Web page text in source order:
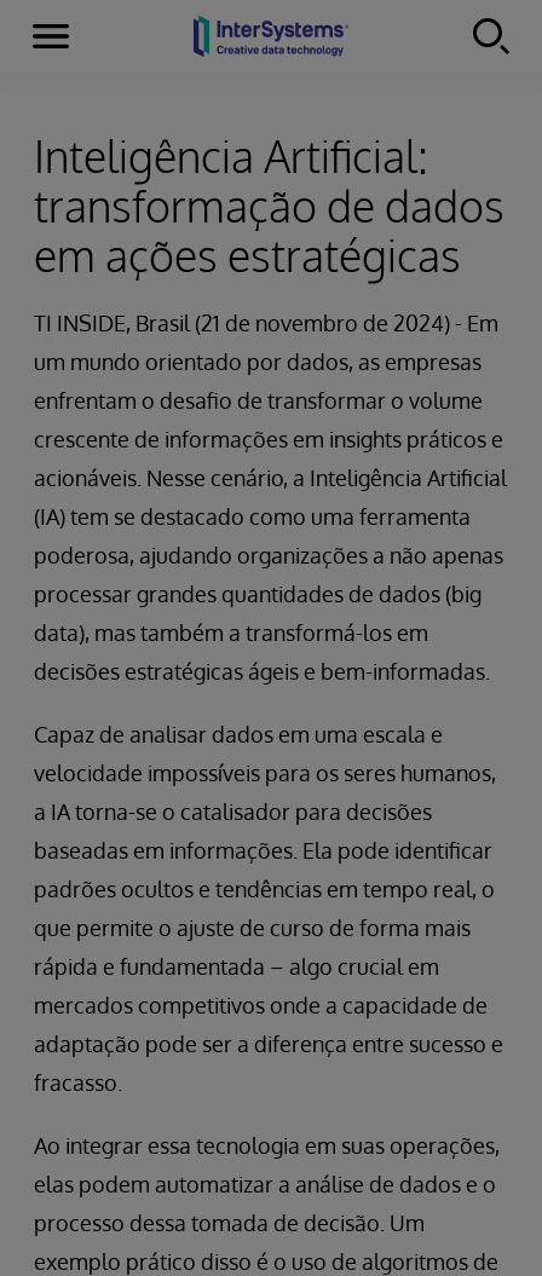
Skip to content
Menu
Inteligência Artificial:
transformação de dados
em ações estratégicas
TI INSIDE, Brasil (21 de novembro de 2024) - Em
um mundo orientado por dados, as empresas
enfrentam o desafio de transformar o volume
crescente de informações em insights práticos e
acionáveis. Nesse cenário, a Inteligência Artificial
(IA) tem se destacado como uma ferramenta
poderosa, ajudando organizações a não apenas
processar grandes quantidades de dados (big
data), mas também a transformá-los em
decisões estratégicas ágeis e bem-informadas.
Capaz de analisar dados em uma escala e
velocidade impossíveis para os seres humanos,
a IA torna-se o catalisador para decisões
baseadas em informações. Ela pode identificar
padrões ocultos e tendências em tempo real, o
que permite o ajuste de curso de forma mais
rápida e fundamentada – algo crucial em
mercados competitivos onde a capacidade de
adaptação pode ser a diferença entre sucesso e
fracasso.
Ao integrar essa tecnologia em suas operações,
elas podem automatizar a análise de dados e o
processo dessa tomada de decisão. Um
exemplo prático disso é o uso de algoritmos de